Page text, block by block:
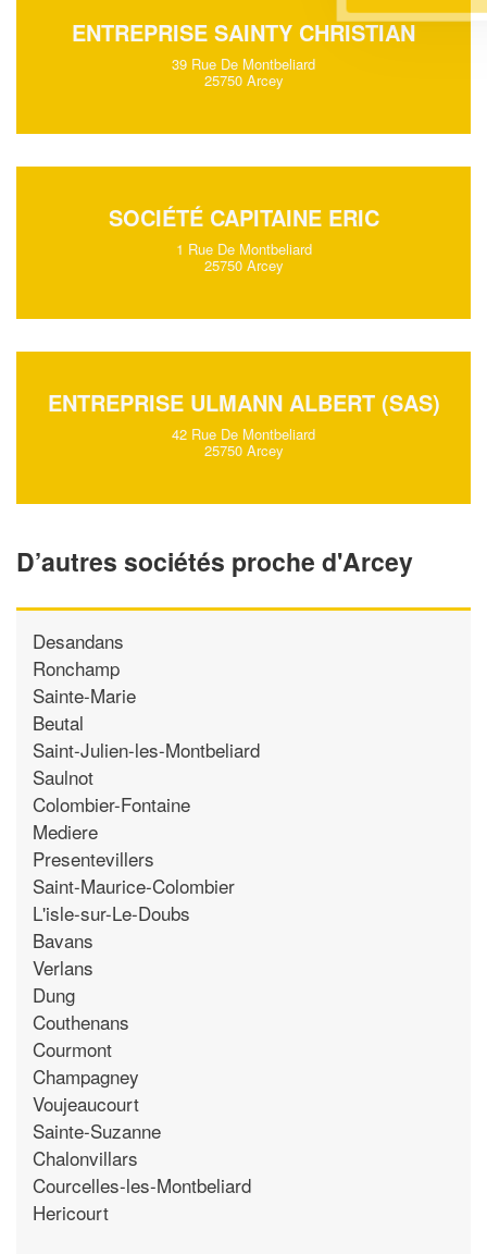
ENTREPRISE SAINTY CHRISTIAN
39 Rue De Montbeliard
25750 Arcey
SOCIÉTÉ CAPITAINE ERIC
1 Rue De Montbeliard
25750 Arcey
ENTREPRISE ULMANN ALBERT (SAS)
42 Rue De Montbeliard
25750 Arcey
D’autres sociétés proche d'Arcey
Desandans
Ronchamp
Sainte-Marie
Beutal
Saint-Julien-les-Montbeliard
Saulnot
Colombier-Fontaine
Mediere
Presentevillers
Saint-Maurice-Colombier
L'isle-sur-Le-Doubs
Bavans
Verlans
Dung
Couthenans
Courmont
Champagney
Voujeaucourt
Sainte-Suzanne
Chalonvillars
Courcelles-les-Montbeliard
Hericourt